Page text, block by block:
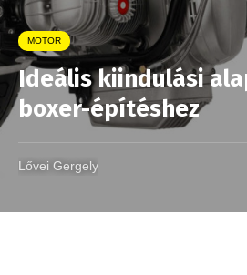
MOTOR
Ideális kiindulási
boxer-építéshez
Lővei Gergely